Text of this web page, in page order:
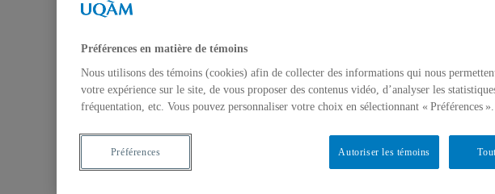
Préférences en matière de témoins
Nous utilisons des témoins (cookies) afin de collecter des informations qui nous
votre expérience sur le site, de vous proposer des contenus vidéo, d’analyser les
fréquentation, etc. Vous pouvez personnaliser votre choix en sélectionnant « Préférences ».
Autoriser les témoins
Préférences